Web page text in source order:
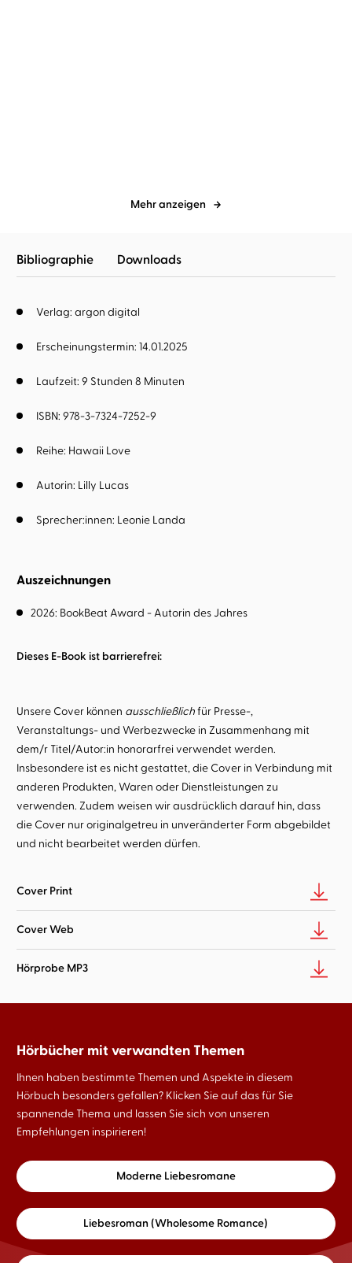
Mehr anzeigen
Bibliographie Downloads
Verlag: argon digital
Erscheinungstermin: 14.01.2025
Laufzeit: 9 Stunden 8 Minuten
ISBN: 978-3-7324-7252-9
Reihe: Hawaii Love
Autorin: Lilly Lucas
Sprecher:innen: Leonie Landa
Auszeichnungen
2026: BookBeat Award - Autorin des Jahres
Dieses E-Book ist barrierefrei:
Unsere Cover können ausschließlichfür Presse-,
Veranstaltungs- und Werbezwecke in Zusammenhang mit
dem/r Titel/Autor:in honorarfrei verwendet werden.
Insbesondere ist es nicht gestattet, die Cover in Verbindung mit
anderen Produkten, Waren oder Dienstleistungen zu
verwenden. Zudem weisen wir ausdrücklich darauf hin, dass
die Cover nur originalgetreu in unveränderter Form abgebildet
und nicht bearbeitet werden dürfen.
Cover Print
Cover Web
Hörprobe MP3
Hörbücher mit verwandten Themen
Ihnen haben bestimmte Themen und Aspekte in diesem
Hörbuch besonders gefallen? Klicken Sie auf das für Sie
spannende Thema und lassen Sie sich von unseren
Empfehlungen inspirieren!
Moderne Liebesromane
Liebesroman (Wholesome Romance)